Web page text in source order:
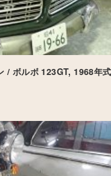
/ ボルボ 123GT, 1968年式